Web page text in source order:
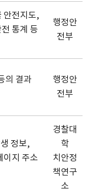
안전지도,
통계 등
행정안
전부
의 결과
행정안
전부
정보,
이지 주소
경찰대
학
치안정
책연구
소